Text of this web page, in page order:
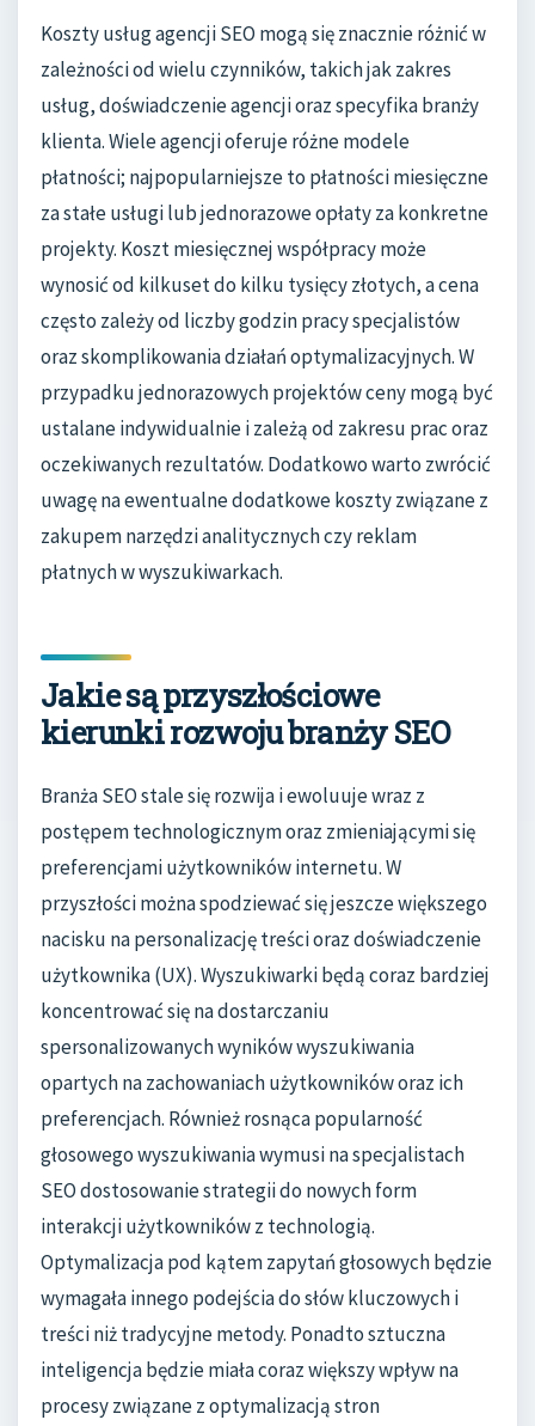
Koszty usług agencji SEO mogą się znacznie różnić w
zależności od wielu czynników, takich jak zakres
usług, doświadczenie agencji oraz specyfika branży
klienta. Wiele agencji oferuje różne modele
płatności; najpopularniejsze to płatności miesięczne
za stałe usługi lub jednorazowe opłaty za konkretne
projekty. Koszt miesięcznej współpracy może
wynosić od kilkuset do kilku tysięcy złotych, a cena
często zależy od liczby godzin pracy specjalistów
oraz skomplikowania działań optymalizacyjnych. W
przypadku jednorazowych projektów ceny mogą być
ustalane indywidualnie i zależą od zakresu prac oraz
oczekiwanych rezultatów. Dodatkowo warto zwrócić
uwagę na ewentualne dodatkowe koszty związane z
zakupem narzędzi analitycznych czy reklam
płatnych w wyszukiwarkach.
Jakie są przyszłościowe
kierunki rozwoju branży SEO
Branża SEO stale się rozwija i ewoluuje wraz z
postępem technologicznym oraz zmieniającymi się
preferencjami użytkowników internetu. W
przyszłości można spodziewać się jeszcze większego
nacisku na personalizację treści oraz doświadczenie
użytkownika (UX). Wyszukiwarki będą coraz bardziej
koncentrować się na dostarczaniu
spersonalizowanych wyników wyszukiwania
opartych na zachowaniach użytkowników oraz ich
preferencjach. Również rosnąca popularność
głosowego wyszukiwania wymusi na specjalistach
SEO dostosowanie strategii do nowych form
interakcji użytkowników z technologią.
Optymalizacja pod kątem zapytań głosowych będzie
wymagała innego podejścia do słów kluczowych i
treści niż tradycyjne metody. Ponadto sztuczna
inteligencja będzie miała coraz większy wpływ na
procesy związane z optymalizacją stron